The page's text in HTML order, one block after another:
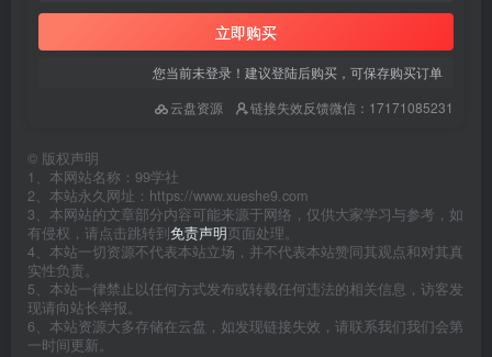
立即购买
您当前未登录！建议登陆后购买，可保存购买订单
云盘资源
链接失效反馈微信：17171085231
© 版权声明
1、本网站名称：99学社
2、本站永久网址：https://www.xueshe9.com
3、本网站的文章部分内容可能来源于网络，仅供大家学习与参考，如
有侵权，请点击跳转到免责声明页面处理。
4、本站一切资源不代表本站立场，并不代表本站赞同其观点和对其真
实性负责。
5、本站一律禁止以任何方式发布或转载任何违法的相关信息，访客发
现请向站长举报。
6、本站资源大多存储在云盘，如发现链接失效，请联系我们我们会第
一时间更新。